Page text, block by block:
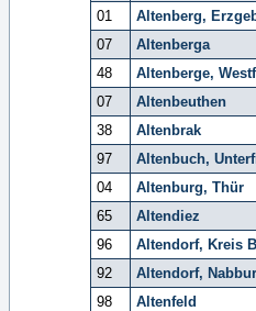
01
Altenberg,
07
Altenberga
48
Altenberge,
07
Altenbeuthen
38
Altenbrak
97
Altenbuch,
04
Altenburg, Thür
65
Altendiez
96
Altendorf, Kreis
92
Altendorf,
98
Altenfeld